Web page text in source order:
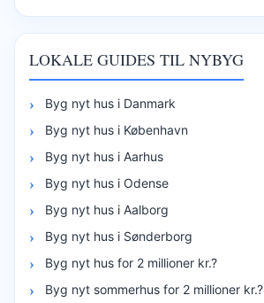
LOKALE GUIDES TIL NYBYG
Byg nyt hus i Danmark
Byg nyt hus i København
Byg nyt hus i Aarhus
Byg nyt hus i Odense
Byg nyt hus i Aalborg
Byg nyt hus i Sønderborg
Byg nyt hus for 2 millioner kr.?
Byg nyt sommerhus for 2 millioner kr.?